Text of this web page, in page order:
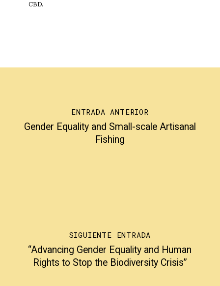
CBD.
ENTRADA ANTERIOR
Gender Equality and Small-scale Artisanal
Fishing
SIGUIENTE ENTRADA
“Advancing Gender Equality and Human
Rights to Stop the Biodiversity Crisis”